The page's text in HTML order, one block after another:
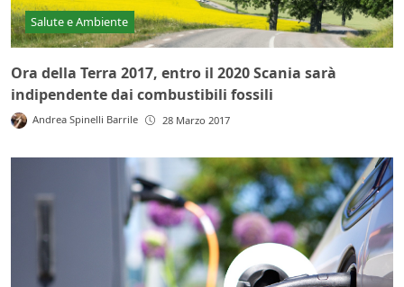
Salute e Ambiente
Ora della Terra 2017, entro il 2020 Scania sarà
indipendente dai combustibili fossili
Andrea Spinelli Barrile 28 Marzo 2017